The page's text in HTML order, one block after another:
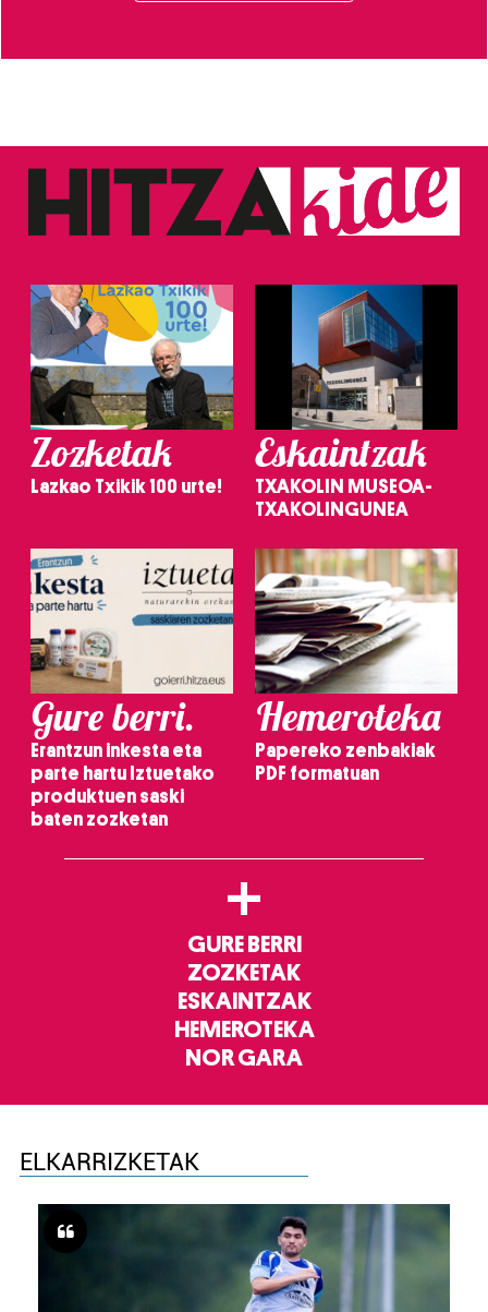
Zozketak
Lazkao Txikik 100 urte!
Eskaintzak
TXAKOLIN MUSEOA-
TXAKOLINGUNEA
Gure berri.
Erantzun inkesta eta
parte hartu Iztuetako
produktuen saski
baten zozketan
Hemeroteka
Papereko zenbakiak
PDF formatuan
+
GURE BERRI
ZOZKETAK
ESKAINTZAK
HEMEROTEKA
NOR GARA
ELKARRIZKETAK